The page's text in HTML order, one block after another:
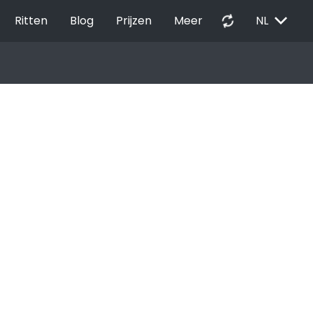
Ritten Blog Prijzen Meer autorenew NL EXPAND_MORE